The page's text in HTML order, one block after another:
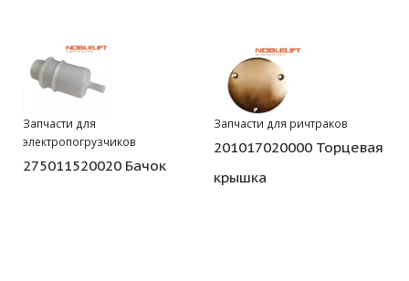
Запчасти для
электропогрузчиков
275011520020 Бачок
Запчасти для ричтраков
201017020000 Торцевая
крышка